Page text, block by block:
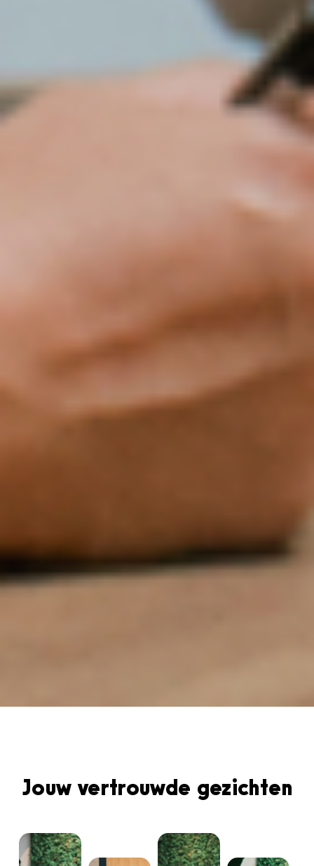
Jouw vertrouwde gezichten